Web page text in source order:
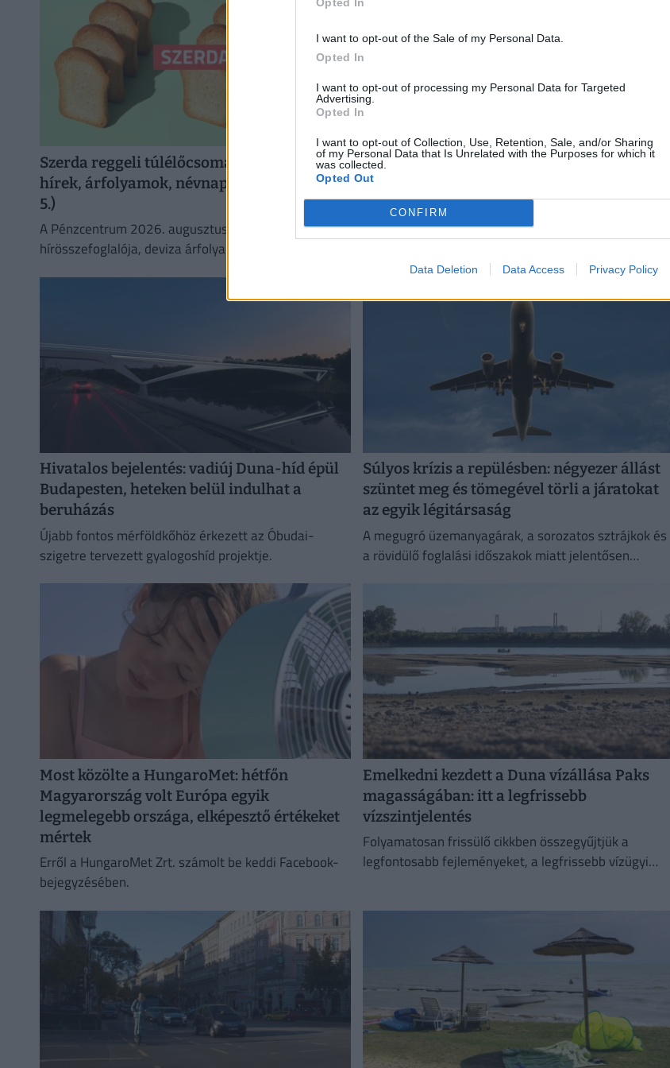
I want to opt-out of the Sale of my Personal Data.
Opted In
I want to opt-out of processing my Personal Data for Targeted
Advertising.
Opted In
I want to opt-out of Collection, Use, Retention, Sale, and/or Sharing
of my Personal Data that Is Unrelated with the Purposes for which it
was collected.
Opted Out
CONFIRM
Data Deletion Data Access Privacy Policy
Szerda reggeli túlélőcsomag: időjárás,
hírek, árfolyamok, névnap (2026. augusztus
5.)
A Pénzcentrum 2026. augusztus 5.-i
hírösszefoglalója, deviza árfolyamai, heti akciók és
Most érkezett: Ausztriában is komoly
problémákat okoz a Duna alacsony
víszintje, súlyos korlátozásokat vezetnek be
A rendkívül alacsony dunai vízállás miatt gyakorlatilag
Hivatalos bejelentés: vadiúj Duna-híd épül
Budapesten, heteken belül indulhat a
beruházás
Újabb fontos mérföldkőhöz érkezett az Óbudai-
szigetre tervezett gyalogoshíd projektje.
Súlyos krízis a repülésben: négyezer állást
szüntet meg és tömegével törli a járatokat
az egyik légitársaság
A megugró üzemanyagárak, a sorozatos sztrájkok és
a rövidülő foglalási időszakok miatt jelentősen
Most közölte a HungaroMet: hétfőn
Magyarország volt Európa egyik
legmelegebb országa, elképesztő értékeket
mértek
Erről a HungaroMet Zrt. számolt be keddi Facebook-
bejegyzésében.
Emelkedni kezdett a Duna vízállása Paks
magasságában: itt a legfrissebb
vízszintjelentés
Folyamatosan frissülő cikkben összegyűjtjük a
legfontosabb fejleményeket, a legfrissebb vízügyi